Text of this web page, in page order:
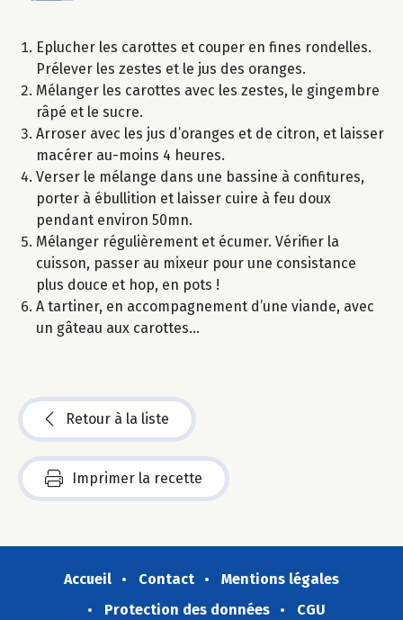
Eplucher les carottes et couper en fines rondelles.
Prélever les zestes et le jus des oranges.
Mélanger les carottes avec les zestes, le gingembre
râpé et le sucre.
Arroser avec les jus d’oranges et de citron, et laisser
macérer au-moins 4 heures.
Verser le mélange dans une bassine à confitures,
porter à ébullition et laisser cuire à feu doux
pendant environ 50mn.
Mélanger régulièrement et écumer. Vérifier la
cuisson, passer au mixeur pour une consistance
plus douce et hop, en pots !
A tartiner, en accompagnement d’une viande, avec
un gâteau aux carottes…
Retour à la liste
Imprimer la recette
Accueil Contact
Mentions légales
Protection des données
CGU